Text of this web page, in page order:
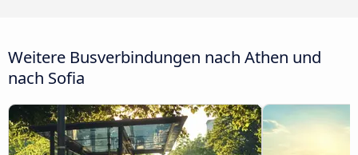
Weitere Busverbindungen nach Athen und
nach Sofia